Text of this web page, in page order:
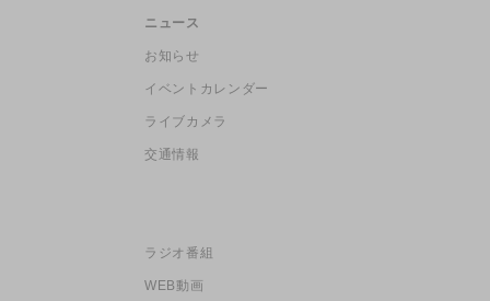
ニュース
お知らせ
イベントカレンダー
ライブカメラ
交通情報
ラジオ番組
WEB動画